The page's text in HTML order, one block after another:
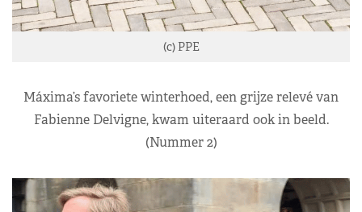
(c) PPE
Máxima’s favoriete winterhoed, een grijze relevé van
Fabienne Delvigne, kwam uiteraard ook in beeld.
(Nummer 2)